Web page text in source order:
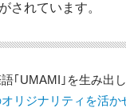
されています。
｢UMAMI｣を生み出
リジナリティを活